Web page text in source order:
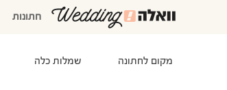
חתונות
מקום לחתונה שמלות כלה